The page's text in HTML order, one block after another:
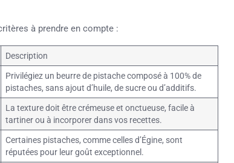
à prendre en compte :
Description
Privilégiez un beurre de pistache composé à 100% de
pistaches, sans ajout d’huile, de sucre ou d’additifs.
La texture doit être crémeuse et onctueuse, facile à
tartiner ou à incorporer dans vos recettes.
Certaines pistaches, comme celles d’Égine, sont
réputées pour leur goût exceptionnel.